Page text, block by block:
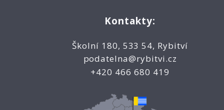
Kontakty:
Školní 180, 533 54, Rybitví
podatelna@rybitvi.cz
+420 466 680 419